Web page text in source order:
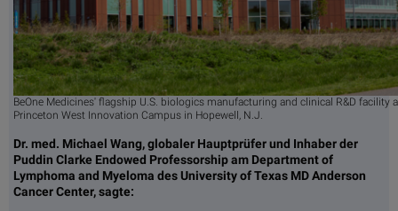
BeOne Medicines' flagship U.S. biologics manufacturing and clinical R&D facility
Princeton West Innovation Campus in Hopewell, N.J.
Dr. med. Michael Wang, globaler Hauptprüfer und Inhaber der
Puddin Clarke Endowed Professorship am Department of
Lymphoma and Myeloma des University of Texas MD Anderson
Cancer Center, sagte: